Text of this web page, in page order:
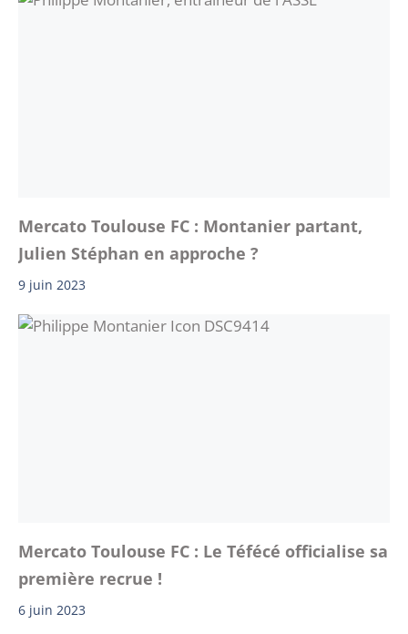
Mercato Toulouse FC : Montanier partant,
Julien Stéphan en approche ?
9 juin 2023
Mercato Toulouse FC : Le Téfécé officialise sa
première recrue !
6 juin 2023